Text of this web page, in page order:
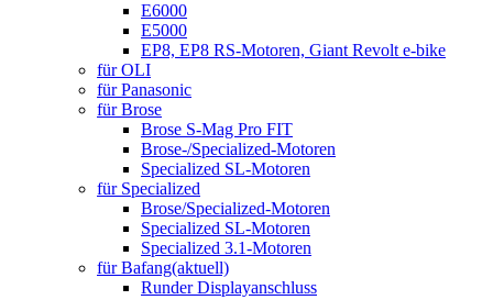
E6000
E5000
EP8, EP8 RS-Motoren, Giant Revolt e-bike
für OLI
für Panasonic
für Brose
Brose S-Mag Pro FIT
Brose-/Specialized-Motoren
Specialized SL-Motoren
für Specialized
Brose/Specialized-Motoren
Specialized SL-Motoren
Specialized 3.1-Motoren
für Bafang(aktuell)
Runder Displayanschluss